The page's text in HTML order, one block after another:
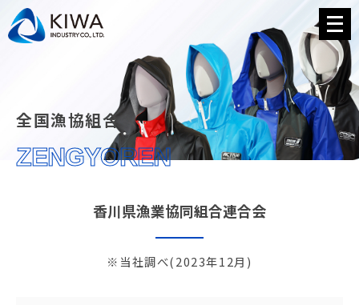
メ
ニ
ュ
を
開
く
全国漁協組合
ZENGYOREN
香川県漁業協同組合連合会
※当社調べ(2023年12月)